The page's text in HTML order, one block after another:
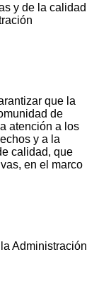
y de la calidad
que la
de
atención a los
y a la
calidad, que
en el marco
Administración